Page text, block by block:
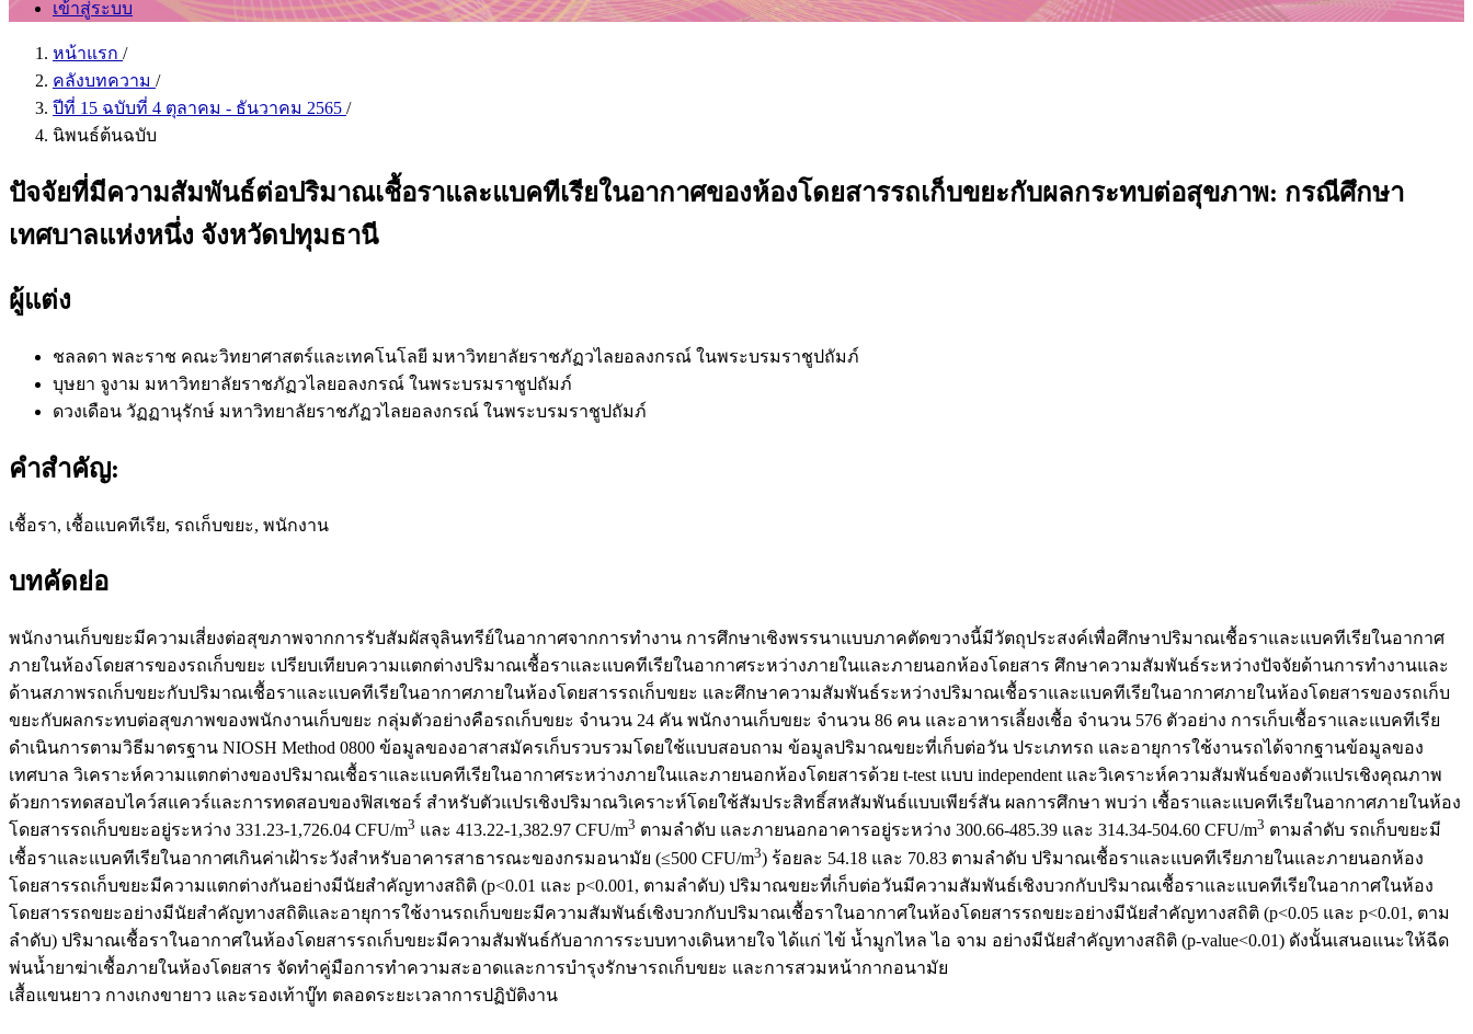
เข้าสู่ระบบ
หน้าแรก /
คลังบทความ /
ปีที่ 15 ฉบับที่ 4 ตุลาคม - ธันวาคม 2565 /
นิพนธ์ต้นฉบับ
ปัจจัยที่มีความสัมพันธ์ต่อปริมาณเชื้อราและแบคทีเรียในอากาศของห้องโดยสารรถเก็บขยะกับผลกระทบต่อสุขภาพ: กรณีศึกษา
เทศบาลแห่งหนึ่ง จังหวัดปทุมธานี
ผู้แต่ง
ชลลดา พละราช คณะวิทยาศาสตร์และเทคโนโลยี มหาวิทยาลัยราชภัฏวไลยอลงกรณ์ ในพระบรมราชูปถัมภ์
บุษยา จูงาม มหาวิทยาลัยราชภัฏวไลยอลงกรณ์ ในพระบรมราชูปถัมภ์
ดวงเดือน วัฏฏานุรักษ์ มหาวิทยาลัยราชภัฏวไลยอลงกรณ์ ในพระบรมราชูปถัมภ์
คำสำคัญ:
เชื้อรา, เชื้อแบคทีเรีย, รถเก็บขยะ, พนักงาน
บทคัดย่อ
พนักงานเก็บขยะมีความเสี่ยงต่อสุขภาพจากการรับสัมผัสจุลินทรีย์ในอากาศจากการทำงาน การศึกษาเชิงพรรนาแบบภาคตัดขวางนี้มีวัตถุประสงค์เพื่อศึกษาปริมาณเชื้อราและแบคทีเรียในอากาศ
ภายในห้องโดยสารของรถเก็บขยะ เปรียบเทียบความแตกต่างปริมาณเชื้อราและแบคทีเรียในอากาศระหว่างภายในและภายนอกห้องโดยสาร ศึกษาความสัมพันธ์ระหว่างปัจจัยด้านการทำงานและ
ด้านสภาพรถเก็บขยะกับปริมาณเชื้อราและแบคทีเรียในอากาศภายในห้องโดยสารรถเก็บขยะ และศึกษาความสัมพันธ์ระหว่างปริมาณเชื้อราและแบคทีเรียในอากาศภายในห้องโดยสารของรถเก็บ
ขยะกับผลกระทบต่อสุขภาพของพนักงานเก็บขยะ กลุ่มตัวอย่างคือรถเก็บขยะ จำนวน 24 คัน พนักงานเก็บขยะ จำนวน 86 คน และอาหารเลี้ยงเชื้อ จำนวน 576 ตัวอย่าง การเก็บเชื้อราและแบคทีเรีย
ดำเนินการตามวิธีมาตรฐาน NIOSH Method 0800 ข้อมูลของอาสาสมัครเก็บรวบรวมโดยใช้แบบสอบถาม ข้อมูลปริมาณขยะที่เก็บต่อวัน ประเภทรถ และอายุการใช้งานรถได้จากฐานข้อมูลของ
เทศบาล วิเคราะห์ความแตกต่างของปริมาณเชื้อราและแบคทีเรียในอากาศระหว่างภายในและภายนอกห้องโดยสารด้วย t-test แบบ independent และวิเคราะห์ความสัมพันธ์ของตัวแปรเชิงคุณภาพ
ด้วยการทดสอบไคว์สแควร์และการทดสอบของฟิสเชอร์ สำหรับตัวแปรเชิงปริมาณวิเคราะห์โดยใช้สัมประสิทธิ์สหสัมพันธ์แบบเพียร์สัน ผลการศึกษา พบว่า เชื้อราและแบคทีเรียในอากาศภายในห้อง
โดยสารรถเก็บขยะอยู่ระหว่าง 331.23-1,726.04 CFU/m3 และ 413.22-1,382.97 CFU/m3 ตามลำดับ และภายนอกอาคารอยู่ระหว่าง 300.66-485.39 และ 314.34-504.60 CFU/m3 ตามลำดับ รถเก็บขยะมี
เชื้อราและแบคทีเรียในอากาศเกินค่าเฝ้าระวังสำหรับอาคารสาธารณะของกรมอนามัย (≤500 CFU/m3) ร้อยละ 54.18 และ 70.83 ตามลำดับ ปริมาณเชื้อราและแบคทีเรียภายในและภายนอกห้อง
โดยสารรถเก็บขยะมีความแตกต่างกันอย่างมีนัยสำคัญทางสถิติ (p<0.01 และ p<0.001, ตามลำดับ) ปริมาณขยะที่เก็บต่อวันมีความสัมพันธ์เชิงบวกกับปริมาณเชื้อราและแบคทีเรียในอากาศในห้อง
โดยสารรถขยะอย่างมีนัยสำคัญทางสถิติและอายุการใช้งานรถเก็บขยะมีความสัมพันธ์เชิงบวกกับปริมาณเชื้อราในอากาศในห้องโดยสารรถขยะอย่างมีนัยสำคัญทางสถิติ (p<0.05 และ p<0.01, ตาม
ลำดับ) ปริมาณเชื้อราในอากาศในห้องโดยสารรถเก็บขยะมีความสัมพันธ์กับอาการระบบทางเดินหายใจ ได้แก่ ไข้ นํ้ามูกไหล ไอ จาม อย่างมีนัยสำคัญทางสถิติ (p-value<0.01) ดังนั้นเสนอแนะให้ฉีด
พ่นน้ำยาฆ่าเชื้อภายในห้องโดยสาร จัดทำคู่มือการทำความสะอาดและการบำรุงรักษารถเก็บขยะ และการสวมหน้ากากอนามัย
เสื้อแขนยาว กางเกงขายาว และรองเท้าบู๊ท ตลอดระยะเวลาการปฏิบัติงาน